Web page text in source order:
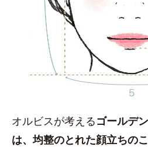
オルビスが考えるゴールデ
は、均整のとれた顔立ちの